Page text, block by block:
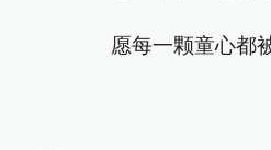
愿每一颗童心都